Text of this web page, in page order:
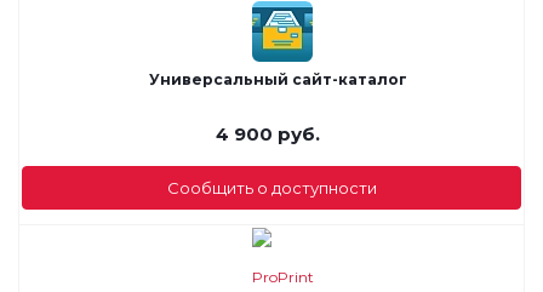
Универсальный сайт-каталог
4 900 руб.
Сообщить о доступности